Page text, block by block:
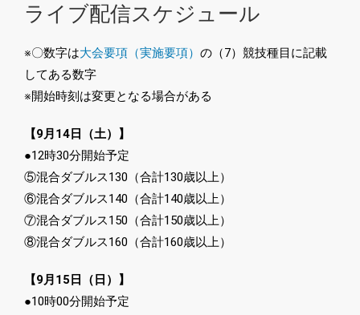
ライブ配信スケジュール
※〇数字は大会要項（実施要項） の（7）競技種目に記載
してある数字
※開始時刻は変更となる場合がある
【9月14日（土）】
●12時30分開始予定
⑤混合ダブルス130（合計130歳以上）
⑥混合ダブルス140（合計140歳以上）
⑦混合ダブルス150（合計150歳以上）
⑧混合ダブルス160（合計160歳以上）
【9月15日（日）】
●10時00分開始予定